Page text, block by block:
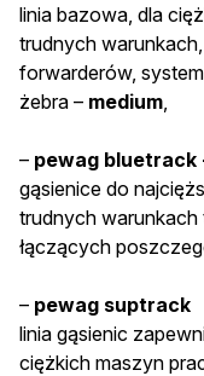
linia bazowa, dla
trudnych
forwarderów,
żebra – medium,
– pewag bluetrack
gąsienice do
trudnych
łączących
– pewag suptrack
linia gąsienic
ciężkich maszyn